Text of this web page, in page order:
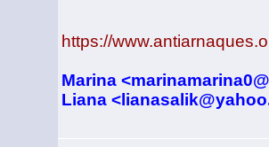
https://
Marina
Liana